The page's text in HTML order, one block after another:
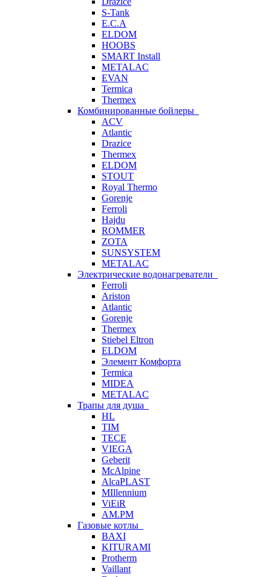
S-Tank
E.C.A
ELDOM
HOOBS
SMART Install
METALAC
EVAN
Termica
Thermex
Комбинированные бойлеры
ACV
Atlantic
Drazice
Thermex
ELDOM
STOUT
Royal Thermo
Gorenje
Ferroli
Hajdu
ROMMER
ZOTA
SUNSYSTEM
METALAC
Электрические водонагреватели
Ferroli
Ariston
Atlantic
Gorenje
Thermex
Stiebel Eltron
ELDOM
Элемент Комфорта
Termica
MIDEA
METALAC
Трапы для душа
HL
TIM
TECE
VIEGA
Geberit
McAlpine
AlcaPLAST
MIllennium
ViEiR
AM.PM
Газовые котлы
BAXI
KITURAMI
Protherm
Vaillant